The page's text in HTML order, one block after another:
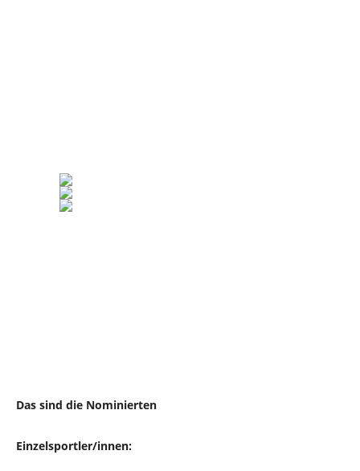
Das sind die Nominierten
Einzelsportler/innen: